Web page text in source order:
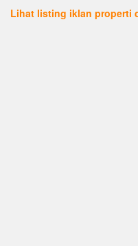
Lihat listing iklan properti